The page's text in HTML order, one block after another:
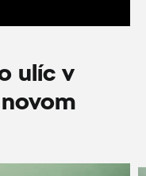
ulíc v